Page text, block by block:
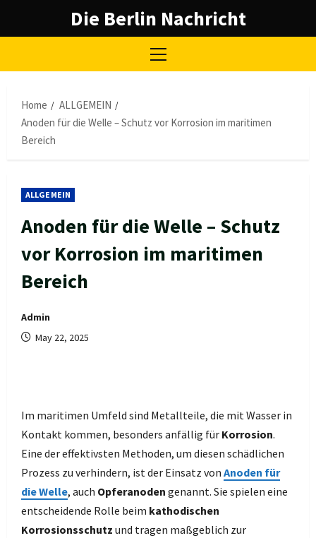
Die Berlin Nachricht
Primary
Home
ALLGEMEIN
Anoden für die Welle – Schutz vor Korrosion im maritimen
Bereich
ALLGEMEIN
Anoden für die Welle – Schutz
vor Korrosion im maritimen
Bereich
Admin
May 22, 2025
Im maritimen Umfeld sind Metallteile, die mit Wasser in
Kontakt kommen, besonders anfällig für Korrosion.
Eine der effektivsten Methoden, um diesen schädlichen
Prozess zu verhindern, ist der Einsatz von Anoden für
die Welle, auch Opferanoden genannt. Sie spielen eine
entscheidende Rolle beim kathodischen
Korrosionsschutz und tragen maßgeblich zur